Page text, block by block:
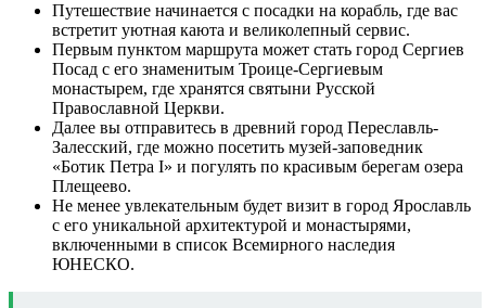
Путешествие начинается с посадки на корабль, где вас
встретит уютная каюта и великолепный сервис.
Первым пунктом маршрута может стать город Сергиев
Посад с его знаменитым Троице-Сергиевым
монастырем, где хранятся святыни Русской
Православной Церкви.
Далее вы отправитесь в древний город Переславль-
Залесский, где можно посетить музей-заповедник
«Ботик Петра I» и погулять по красивым берегам озера
Плещеево.
Не менее увлекательным будет визит в город Ярославль
с его уникальной архитектурой и монастырями,
включенными в список Всемирного наследия
ЮНЕСКО.